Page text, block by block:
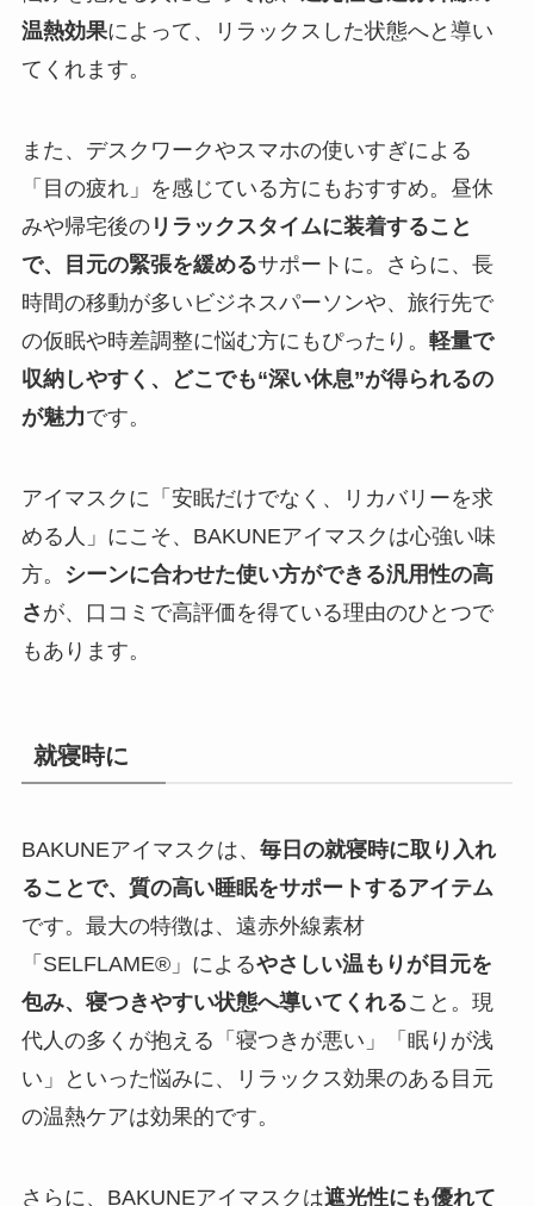
温熱効果によって、リラックスした状態へと導い
てくれます。
また、デスクワークやスマホの使いすぎによる
「目の疲れ」を感じている方にもおすすめ。昼休
みや帰宅後のリラックスタイムに装着すること
で、目元の緊張を緩めるサポートに。さらに、長
時間の移動が多いビジネスパーソンや、旅行先で
の仮眠や時差調整に悩む方にもぴったり。 軽量で
収納しやすく、どこでも“深い休息”が得られるの
が魅力です。
アイマスクに「安眠だけでなく、リカバリーを求
める人」にこそ、BAKUNEアイマスクは心強い味
方。
シーンに合わせた使い方ができる汎用性の高
さ が、口コミで高評価を得ている理由のひとつで
もあります。
就寝時に
BAKUNEアイマスクは、 毎日の就寝時に取り入れ
ることで、質の高い睡眠をサポートするアイテム
です。最大の特徴は、遠赤外線素材
「SELFLAME®」によるやさしい温もりが目元を
包み、寝つきやすい状態へ導いてくれること。現
代人の多くが抱える「寝つきが悪い」「眠りが浅
い」といった悩みに、リラックス効果のある目元
の温熱ケアは効果的です。
さらに、BAKUNEアイマスクは遮光性にも優れて